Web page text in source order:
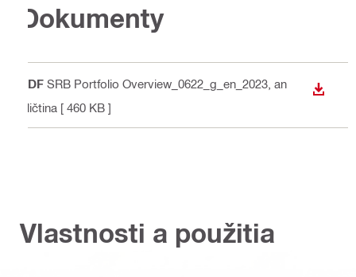
Dokumenty
PDF SRB Portfolio Overview_0622_g_en_2023 , an
gličtina [ 460 KB ]
Vlastnosti a použitia